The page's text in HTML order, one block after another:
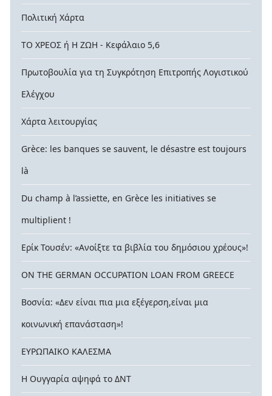
Πολιτική Χάρτα
ΤΟ ΧΡΕΟΣ ή Η ΖΩΗ - Κεφάλαιο 5,6
Πρωτοβουλία για τη Συγκρότηση Επιτροπής Λογιστικού
Ελέγχου
Χάρτα λειτουργίας
Grèce: les banques se sauvent, le désastre est toujours
là
Du champ à l’assiette, en Grèce les initiatives se
multiplient !
Ερίκ Τουσέν: «Ανοίξτε τα βιβλία του δημόσιου χρέους»!
ON THE GERMAN OCCUPATION LOAN FROM GREECE
Βοσνία: «Δεν είναι πια μια εξέγερση,είναι μια
κοινωνική επανάσταση»!
ΕΥΡΩΠΑΙΚΟ ΚΑΛΕΣΜΑ
Η Ουγγαρία αψηφά το ΔΝΤ